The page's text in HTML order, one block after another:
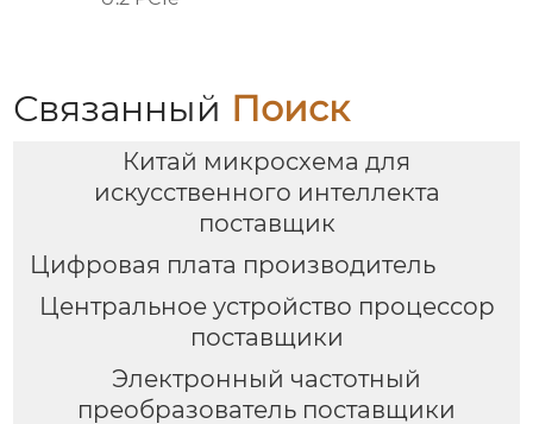
Связанный Поиск
Китай микросхема для
искусственного интеллекта
поставщик
Цифровая плата производитель
Центральное устройство процессор
поставщики
Электронный частотный
преобразователь поставщики